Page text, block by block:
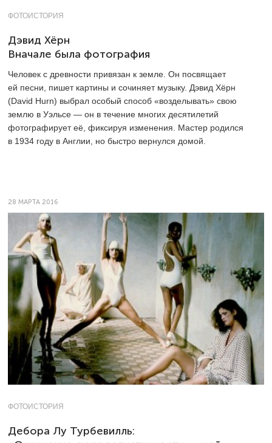
ФОТОИСТОРИЯ
Дэвид Хёрн
Вначале была фотография
Человек с древности привязан к земле. Он посвящает
ей песни, пишет картины и сочиняет музыку. Дэвид Хёрн
(David Hurn) выбрал особый способ «возделывать» свою
землю в Уэльсе — он в течение многих десятилетий
фотографирует её, фиксируя изменения. Мастер родился
в 1934 году в Англии, но быстро вернулся домой.
28 МАРТА 2016
ФОТОИСТОРИЯ
Дебора Лу Турбевилль: